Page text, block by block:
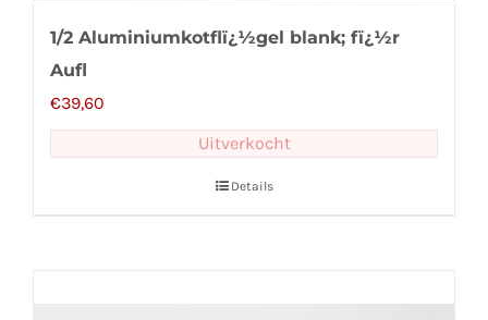
1/2 Aluminiumkotflï¿½gel blank; fï¿½r
Aufl
€39,60
Uitverkocht
Details